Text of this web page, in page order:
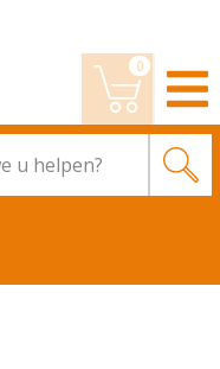
0
BESTELLEN